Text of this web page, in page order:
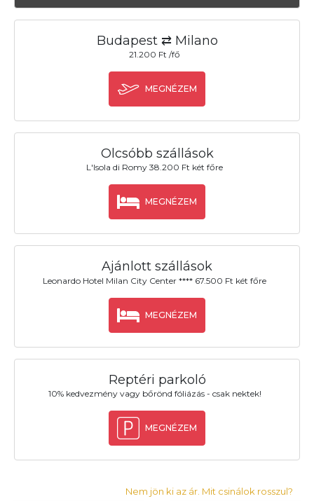
Budapest ⇄ Milano
21.200 Ft /fő
MEGNÉZEM
Olcsóbb szállások
L'Isola di Romy 38.200 Ft két főre
MEGNÉZEM
Ajánlott szállások
Leonardo Hotel Milan City Center **** 67.500 Ft két főre
MEGNÉZEM
Reptéri parkoló
10% kedvezmény vagy bőrönd fóliázás - csak nektek!
MEGNÉZEM
Nem jön ki az ár. Mit csinálok rosszul?